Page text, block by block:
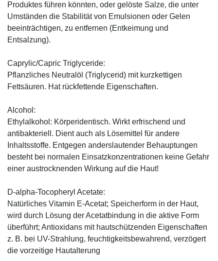
Produktes führen könnten, oder gelöste Salze, die unter
Umständen die Stabilität von Emulsionen oder Gelen
beeinträchtigen, zu entfernen (Entkeimung und
Entsalzung).
Caprylic/Capric Triglyceride:
Pflanzliches Neutralöl (Triglycerid) mit kurzkettigen
Fettsäuren. Hat rückfettende Eigenschaften.
Alcohol:
Ethylalkohol: Körperidentisch. Wirkt erfrischend und
antibakteriell. Dient auch als Lösemittel für andere
Inhaltsstoffe. Entgegen anderslautender Behauptungen
besteht bei normalen Einsatzkonzentrationen keine Gefahr
einer austrocknenden Wirkung auf die Haut!
D-alpha-Tocopheryl Acetate:
Natürliches Vitamin E-Acetat; Speicherform in der Haut,
wird durch Lösung der Acetatbindung in die aktive Form
überführt; Antioxidans mit hautschützenden Eigenschaften
z. B. bei UV-Strahlung, feuchtigkeitsbewahrend, verzögert
die vorzeitige Hautalterung